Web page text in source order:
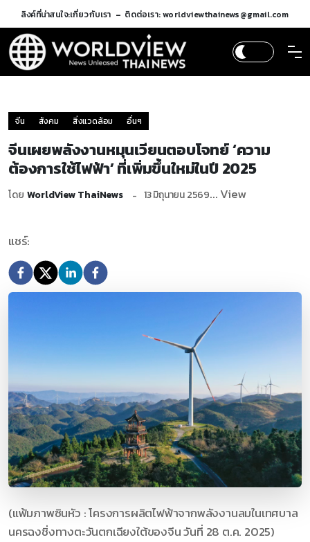
ลิงค์ที่น่าสนใจ:เกี่ยวกับเรา ติดต่อเรา: worldviewthainews@gmail.com
จีน สังคม สิ่งแวดล้อม อื่นๆ
จีนเผยพลังงานหมุนเวียนตอบโจทย์ ‘ความ
ต้องการใช้ไฟฟ้า’ ที่เพิ่มขึ้นใหม่ในปี 2025
โดย WorldView ThaiNews 13 มิถุนายน 2569... View
แชร์:
(แฟ้มภาพซินหัว : โครงการผลิตไฟฟ้าจากพลังงานลมในเทศบาล
นครฉงชิ่งทางตะวันตกเฉียงใต้ของจีน วันที่ 28 ต.ค. 2025)